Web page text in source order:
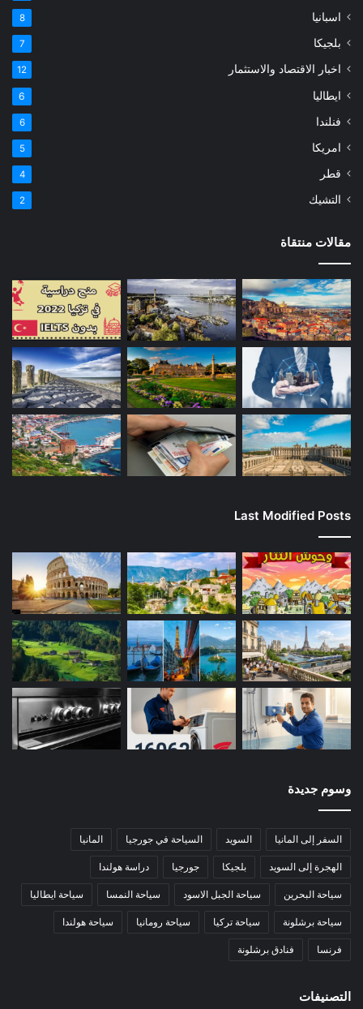
اسبانيا 8
بلجيكا 7
اخبار الاقتصاد والاستثمار 12
ايطاليا 6
فنلندا 6
امريكا 5
قطر 4
التشيك 2
مقالات منتقاة
Last Modified Posts
وسوم جديدة
السفر إلى المانيا السويد السياحة في جورجيا المانيا
الهجرة إلى السويد بلجيكا جورجيا دراسة هولندا
سياحة البحرين سياحة الجبل الاسود سياحة النمسا سياحة ايطاليا
سياحة برشلونة سياحة تركيا سياحة رومانيا سياحة هولندا
فرنسا فنادق برشلونة
التصنيفات